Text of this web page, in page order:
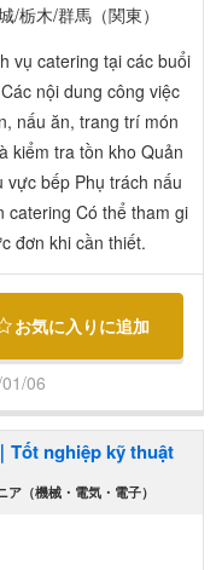
ty hỗ trợ 50% tiền thu
・Chế độ phúc lợi theo
/栃木/群馬（関東）
vụ catering tại các buổi
nội dung công việc
nấu ăn, trang trí món
kiểm tra tồn kho Quản
vực bếp Phụ trách nấu
catering Có thể tham gi
đơn khi cần thiết.
お気に入りに追加
06
Tốt nghiệp kỹ thuật
（機械・電気・電子）